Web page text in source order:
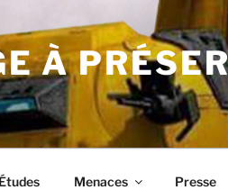
À
Études Menaces Presse